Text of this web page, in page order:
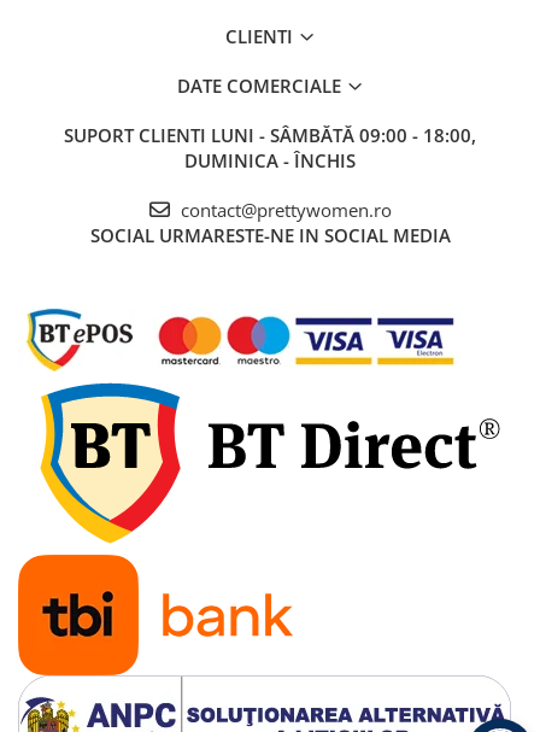
CLIENTI
DATE COMERCIALE
SUPORT CLIENTI LUNI - SÂMBĂTĂ 09:00 - 18:00,
DUMINICA - ÎNCHIS
contact@prettywomen.ro
SOCIAL URMARESTE-NE IN SOCIAL MEDIA